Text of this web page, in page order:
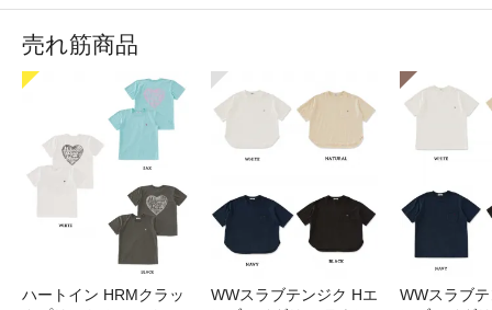
売れ筋商品
ハートイン HRMクラッ
WWスラブテンジク Hエ
WWスラブ